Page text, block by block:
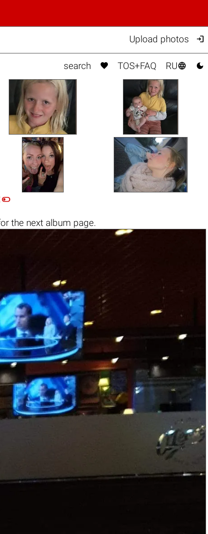
Upload photos 
search  TOS+FAQ RU 

the next album page.